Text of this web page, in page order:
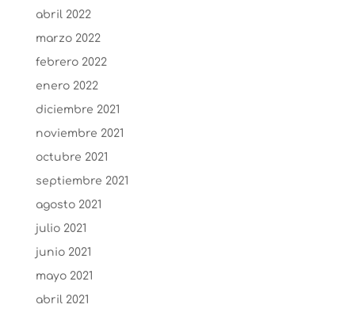
abril 2022
marzo 2022
febrero 2022
enero 2022
diciembre 2021
noviembre 2021
octubre 2021
septiembre 2021
agosto 2021
julio 2021
junio 2021
mayo 2021
abril 2021